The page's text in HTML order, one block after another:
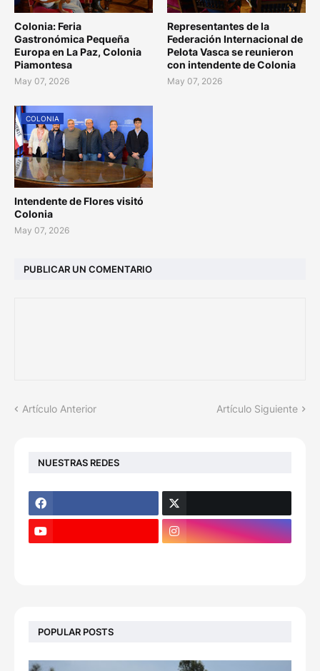
Colonia: Feria
Gastronómica Pequeña
Europa en La Paz, Colonia
Piamontesa
May 07, 2026
Representantes de la
Federación Internacional de
Pelota Vasca se reunieron
con intendente de Colonia
May 07, 2026
COLONIA
Intendente de Flores visitó
Colonia
May 07, 2026
PUBLICAR UN COMENTARIO
Artículo Anterior Artículo Siguiente
NUESTRAS REDES
POPULAR POSTS